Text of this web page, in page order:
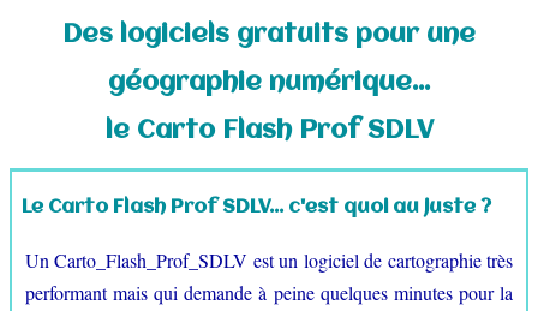
Méthodologie ▼
Normographe▼
Croquis au collège ▼
Logiciels gratuits▼
Des logiciels gratuits pour une
géographie numérique...
le Carto Flash Prof SDLV
Le Carto Flash Prof SDLV... c'est quoi au juste ?
Un Carto_Flash_Prof_SDLV est un logiciel de cartographie très
performant mais qui demande à peine quelques minutes pour la